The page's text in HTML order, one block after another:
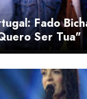
Fado
Ser Tua"